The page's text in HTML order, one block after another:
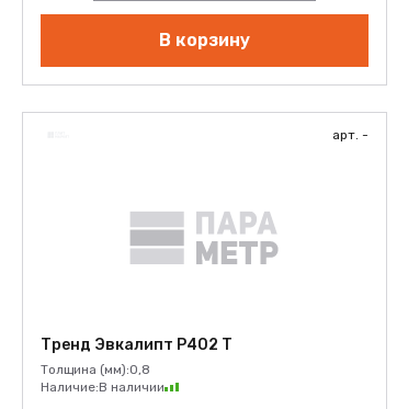
В корзину
арт. -
Тренд Эвкалипт Р402 Т
Толщина (мм):0,8
Наличие:В наличии